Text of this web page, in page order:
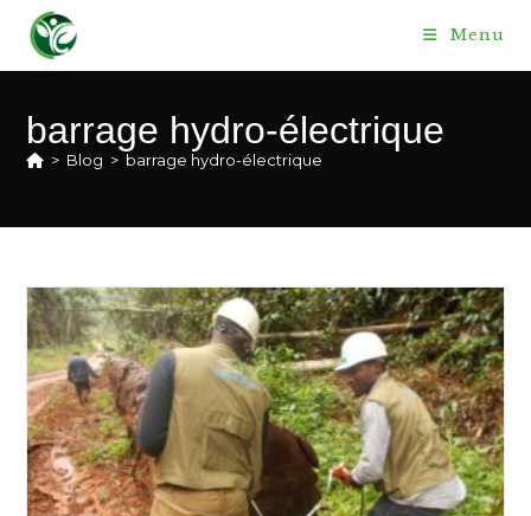
content
Menu
barrage hydro-électrique
> Blog > barrage hydro-électrique